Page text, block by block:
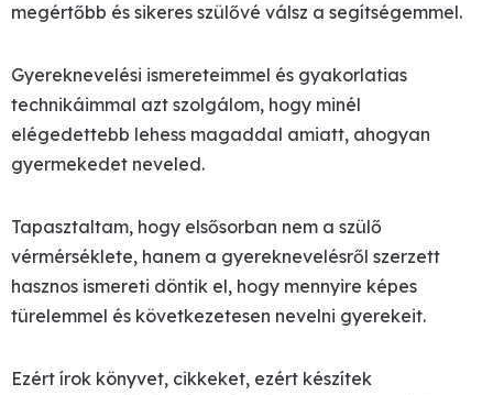
megértőbb és sikeres szülővé válsz a segítségemmel.
Gyereknevelési ismereteimmel és gyakorlatias
technikáimmal azt szolgálom, hogy minél
elégedettebb lehess magaddal amiatt, ahogyan
gyermekedet neveled.
Tapasztaltam, hogy elsősorban nem a szülő
vérmérséklete, hanem a gyereknevelésről szerzett
hasznos ismereti döntik el, hogy mennyire képes
türelemmel és következetesen nevelni gyerekeit.
Ezért írok könyvet, cikkeket, ezért készítek